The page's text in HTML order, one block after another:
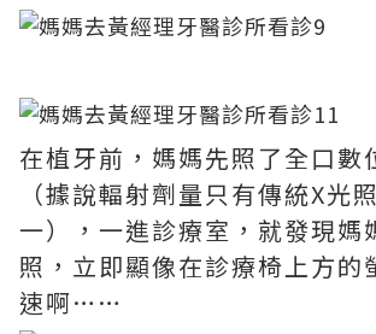
在植牙前，媽媽先照了全口數
（據說輻射劑量只有傳統X光
一），一進診療室，就發現媽
照，立即顯像在診療椅上方的
速啊……